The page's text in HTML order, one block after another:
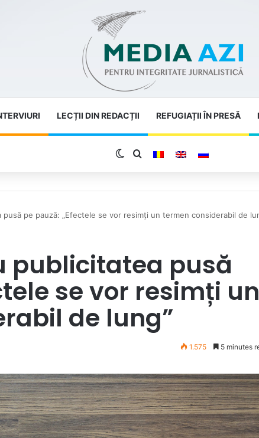
LECȚII DIN REDACȚII REFUGIAȚII ÎN PRESĂ
Switch skin
Search for
pe pauză: „Efectele se vor resimți un termen considerabil de
publicitatea pusă
se vor resimți un
de lung”
1.575 5 minutes